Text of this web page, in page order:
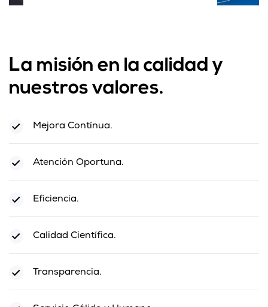
La misión en la calidad y
nuestros valores.
Mejora Contínua.
Atención Oportuna.
Eficiencia.
Calidad Científica.
Transparencia.